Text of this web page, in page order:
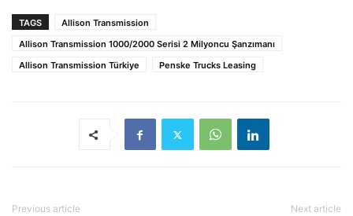
TAGS
Allison Transmission
Allison Transmission 1000/2000 Serisi 2 Milyoncu Şanzımanı
Allison Transmission Türkiye
Penske Trucks Leasing
Previous article Next article